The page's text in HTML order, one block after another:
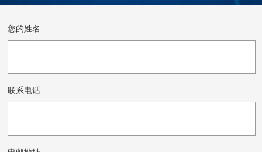
您的姓名
联系电话